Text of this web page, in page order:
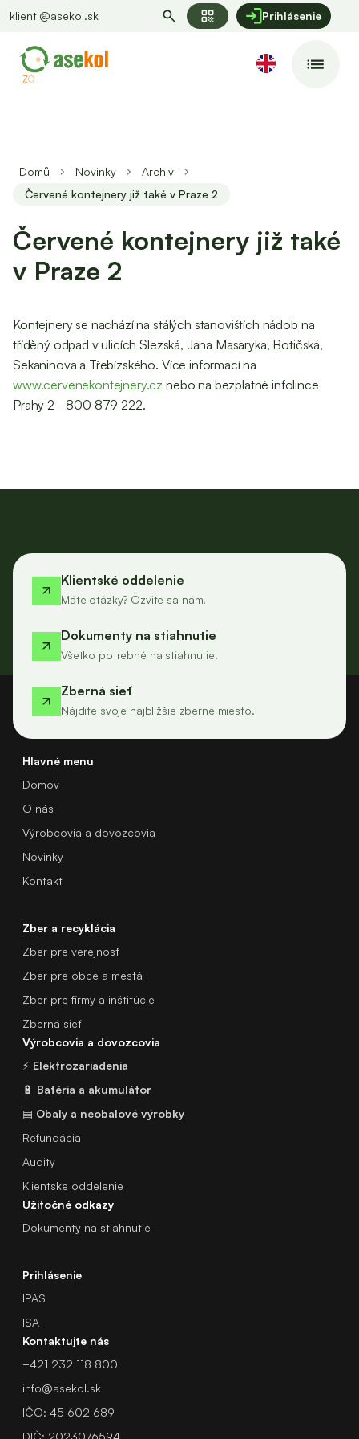
klienti@asekol.sk qr_code Prihlásenie
Domů Novinky
Archiv
Červené kontejnery již také v Praze 2
Červené kontejnery již také
v Praze 2
Kontejnery se nachází na stálých stanovištích nádob na
tříděný odpad v ulicích Slezská, Jana Masaryka, Botičská,
Sekaninova a Třebízského. Více informací na
www.cervenekontejnery.cz nebo na bezplatné infolince
Prahy 2 - 800 879 222.
Klientské oddelenie
Máte otázky? Ozvite sa nám.
Dokumenty na stiahnutie
Všetko potrebné na stiahnutie.
Zberná sieť
Nájdite svoje najbližšie zberné miesto.
Hlavné menu
Domov
O nás
Výrobcovia a dovozcovia
Novinky
Kontakt
Zber a recyklácia
Zber pre verejnosť
Zber pre obce a mestá
Zber pre firmy a inštitúcie
Zberná sieť
Výrobcovia a dovozcovia
⚡ Elektrozariadenia
🔋 Batéria a akumulátor
▤ Obaly a neobalové výrobky
Refundácia
Audity
Klientske oddelenie
Užitočné odkazy
Dokumenty na stiahnutie
Prihlásenie
IPAS
ISA
Kontaktujte nás
+421 232 118 800
info@asekol.sk
IČO: 45 602 689
DIČ: 2023076594